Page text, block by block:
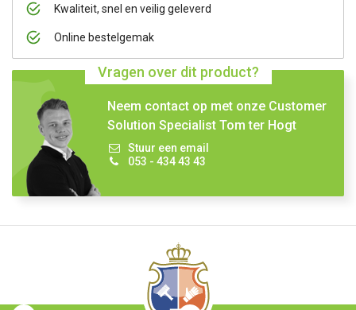
Kwaliteit, snel en veilig geleverd
Online bestelgemak
Vragen over dit product?
Neem contact op met onze Customer
Solution Specialist Tom ter Hogt
Stuur een email
053 - 434 43 43